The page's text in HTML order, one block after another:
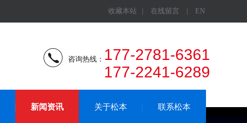
收藏本站 在线留言 EN
咨询热线： 177-2781-6361
177-2241-6289
新闻资讯 关于松本 联系松本